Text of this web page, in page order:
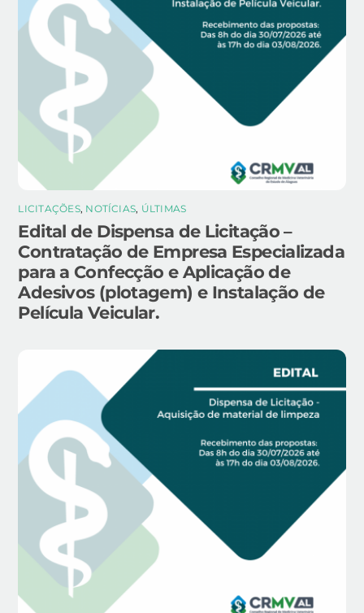
LICITAÇÕES, NOTÍCIAS, ÚLTIMAS
Edital de Dispensa de Licitação –
Contratação de Empresa Especializada
para a Confecção e Aplicação de
Adesivos (plotagem) e Instalação de
Película Veicular.